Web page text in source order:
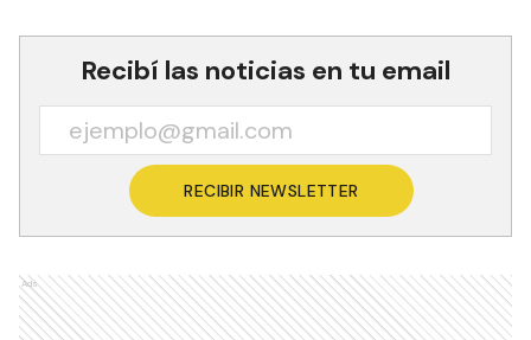
Recibí las noticias en tu email
RECIBIR NEWSLETTER
Ads